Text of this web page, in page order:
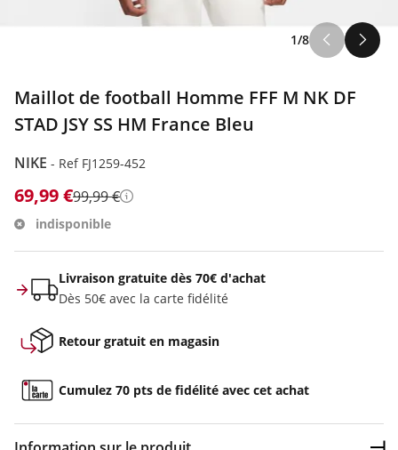
1/8
Maillot de football Homme FFF M NK DF
STAD JSY SS HM France Bleu
NIKE - Ref FJ1259-452
69,99 €99,99 € Détails
indisponible
Livraison gratuite dès 70€ d'achat
Dès 50€ avec la carte fidélité
Retour gratuit en magasin
Cumulez 70 pts de fidélité avec cet achat